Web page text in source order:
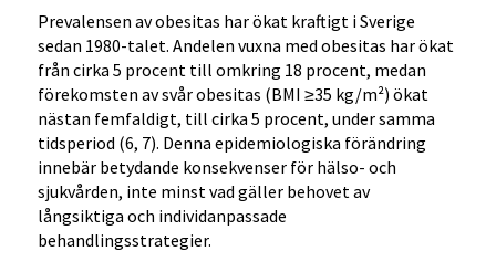
Prevalensen av obesitas har ökat kraftigt i Sverige
sedan 1980-talet. Andelen vuxna med obesitas har ökat
från cirka 5 procent till omkring 18 procent, medan
förekomsten av svår obesitas (BMI ≥35 kg/m²) ökat
nästan femfaldigt, till cirka 5 procent, under samma
tidsperiod (6, 7). Denna epidemiologiska förändring
innebär betydande konsekvenser för hälso- och
sjukvården, inte minst vad gäller behovet av
långsiktiga och individanpassade
behandlingsstrategier.